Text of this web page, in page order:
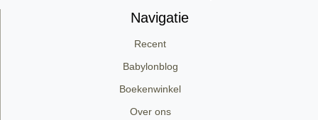
Navigatie
Recent
Babylonblog
Boekenwinkel
Over ons